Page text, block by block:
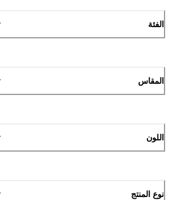
الفئة
المقاس
اللون
نوع المنتج